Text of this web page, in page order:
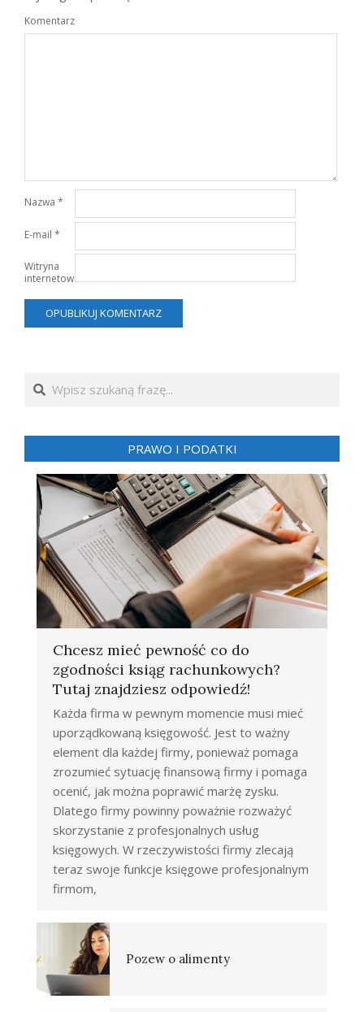
Komentarz
Nazwa *
E-mail *
Witryna
internetowa
Search
PRAWO I PODATKI
Chcesz mieć pewność co do
zgodności ksiąg rachunkowych?
Tutaj znajdziesz odpowiedź!
Każda firma w pewnym momencie musi mieć
uporządkowaną księgowość. Jest to ważny
element dla każdej firmy, ponieważ pomaga
zrozumieć sytuację finansową firmy i pomaga
ocenić, jak można poprawić marżę zysku.
Dlatego firmy powinny poważnie rozważyć
skorzystanie z profesjonalnych usług
księgowych. W rzeczywistości firmy zlecają
teraz swoje funkcje księgowe profesjonalnym
firmom,
Pozew o alimenty